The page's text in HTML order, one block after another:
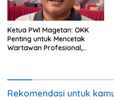
Ketua PWI Magetan: OKK
Penting untuk Mencetak
Wartawan Profesional,
Rekomendasi untuk